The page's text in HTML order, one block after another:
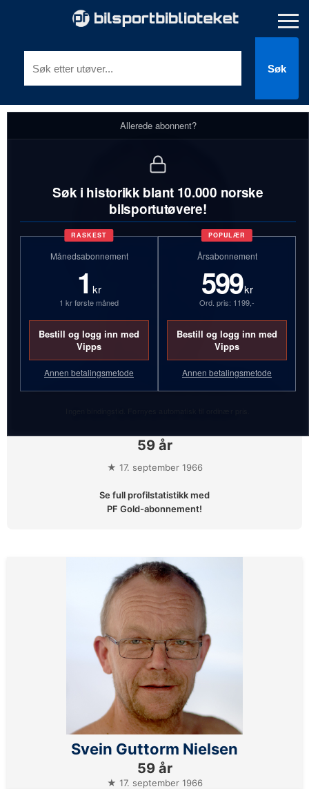
Søk
59 år
★ 17. september 1966
Se full profilstatistikk med
PF Gold-abonnement!
Allerede abonnent?
Søk i historikk blant 10.000 norske
bilsportutøvere!
RASKEST
Månedsabonnement
1 kr
1 kr første måned
Bestill og logg inn med
Vipps
Annen betalingsmetode
POPULÆR
Årsabonnement
599kr
Ord. pris: 1199,-
Bestill og logg inn med
Vipps
Annen betalingsmetode
Svein Guttorm Nielsen
59 år
★ 17. september 1966